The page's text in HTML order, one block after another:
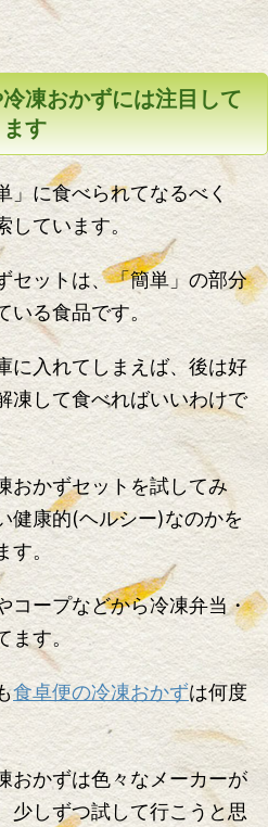
凍おかずには注目して
ます
」に食べられてなるべく
しています。
セットは、「簡単」の部分
いる食品です。
に入れてしまえば、後は好
凍して食べればいいわけで
おかずセットを試してみ
健康的(ヘルシー)なのかを
す。
コープなどから冷凍弁当・
ます。
食卓便の冷凍おかずは何度
おかずは色々なメーカーが
少しずつ試して行こうと思